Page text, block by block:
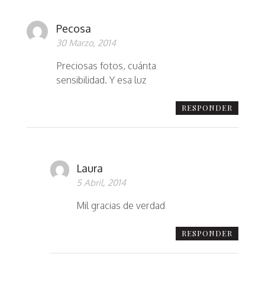
Pecosa
30 Marzo, 2014
Preciosas fotos, cuánta
sensibilidad. Y esa luz
RESPONDER
Laura
5 Abril, 2014
Mil gracias de verdad
RESPONDER